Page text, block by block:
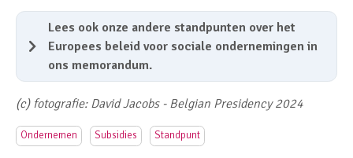
Lees ook onze andere standpunten over het
Europees beleid voor sociale ondernemingen in
ons memorandum.
(c) fotografie: David Jacobs - Belgian Presidency 2024
Ondernemen Subsidies Standpunt